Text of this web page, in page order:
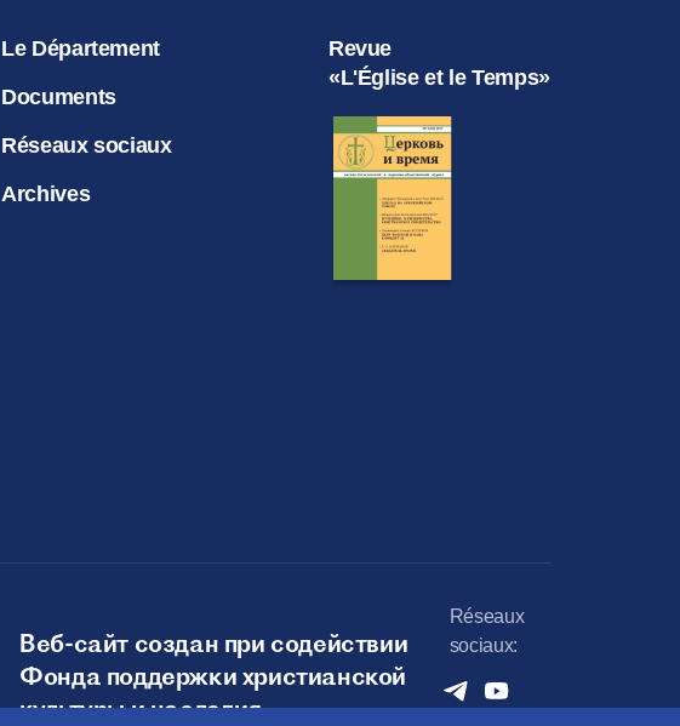
Le Département
Documents
Réseaux sociaux
Archives
Revue
«L'Église et le Temps»
Веб-сайт создан при содействии
Фонда поддержки христианской
культуры и наследия
Réseaux
sociaux: